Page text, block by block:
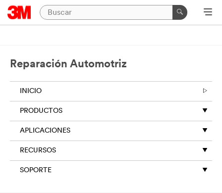
Reparación Automotriz
INICIO
PRODUCTOS
APLICACIONES
RECURSOS
SOPORTE